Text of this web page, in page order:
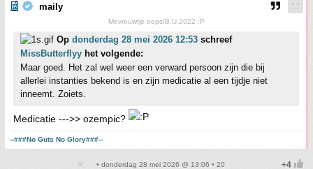
maily
Mevrouwtje oeps/B.U.2022 :P
Op donderdag 28 mei 2026 12:53 schreef
MissButterflyy het volgende:
Maar goed. Het zal wel weer een verward persoon zijn die bij
allerlei instanties bekend is en zijn medicatie al een tijdje niet
inneemt. Zoiets.
Medicatie --->> ozempic?
--###No Guts No Glory###--
• donderdag 28 mei 2026 @ 13:06 • 20